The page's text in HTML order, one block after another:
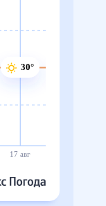
17 авг
30°